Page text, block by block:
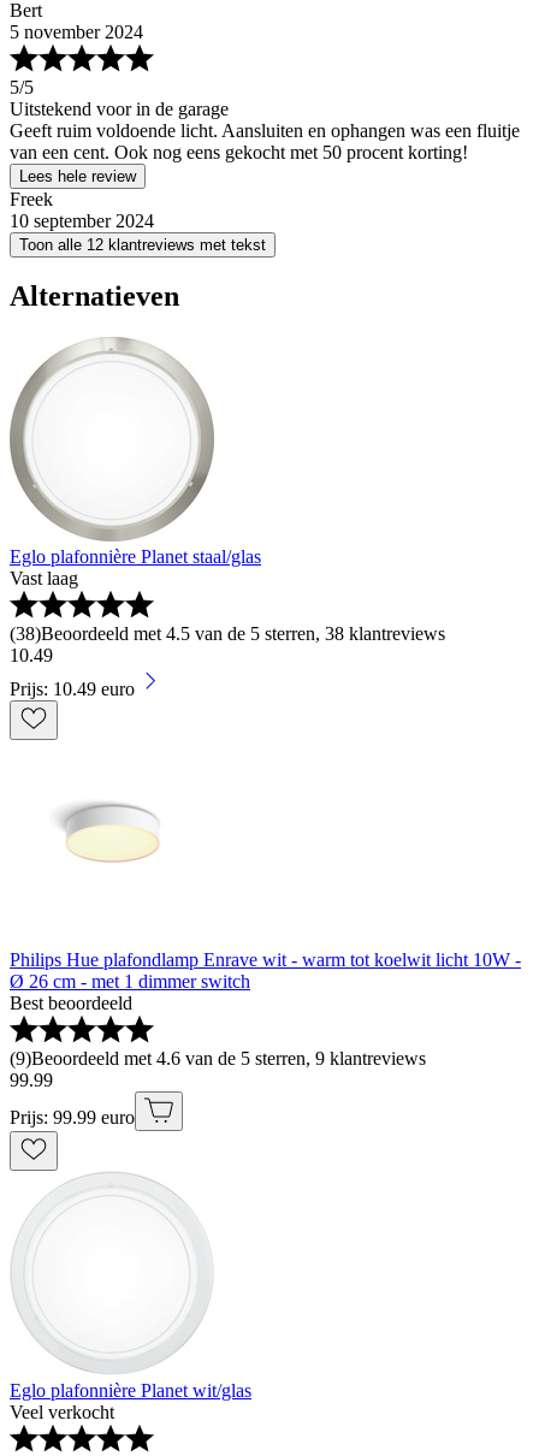
Bert
5 november 2024
5/5
Uitstekend voor in de garage
Geeft ruim voldoende licht. Aansluiten en ophangen was een fluitje
van een cent. Ook nog eens gekocht met 50 procent korting!
Lees hele review
Freek
10 september 2024
Toon alle 12 klantreviews met tekst
Alternatieven
Eglo plafonnière Planet staal/glas
Vast laag
(38)Beoordeeld met 4.5 van de 5 sterren, 38 klantreviews
10.49
Prijs: 10.49 euro
Philips Hue plafondlamp Enrave wit - warm tot koelwit licht 10W -
Ø 26 cm - met 1 dimmer switch
Best beoordeeld
(9)Beoordeeld met 4.6 van de 5 sterren, 9 klantreviews
99.99
Prijs: 99.99 euro
Eglo plafonnière Planet wit/glas
Veel verkocht